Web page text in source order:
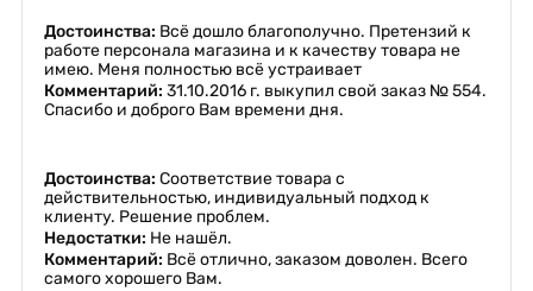
Достоинства: Всё дошло благополучно. Претензий к
работе персонала магазина и к качеству товара не
имею. Меня полностью всё устраивает
Комментарий: 31.10.2016 г. выкупил свой заказ № 554.
Спасибо и доброго Вам времени дня.
Достоинства: Соответствие товара с
действительностью, индивидуальный подход к
клиенту. Решение проблем.
Недостатки: Не нашёл.
Комментарий: Всё отлично, заказом доволен. Всего
самого хорошего Вам.